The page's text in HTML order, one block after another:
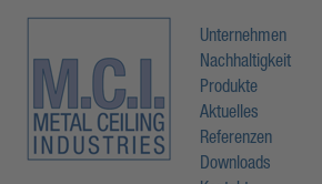
Unternehmen
Nachhaltigkeit
Produkte
Aktuelles
Referenzen
Downloads